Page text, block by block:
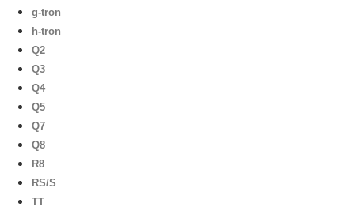
g-tron
h-tron
Q2
Q3
Q4
Q5
Q7
Q8
R8
RS/S
TT